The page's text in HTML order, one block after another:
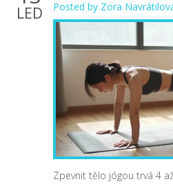
LED Posted by Zora
Zpevnit tělo jógou trvá 4